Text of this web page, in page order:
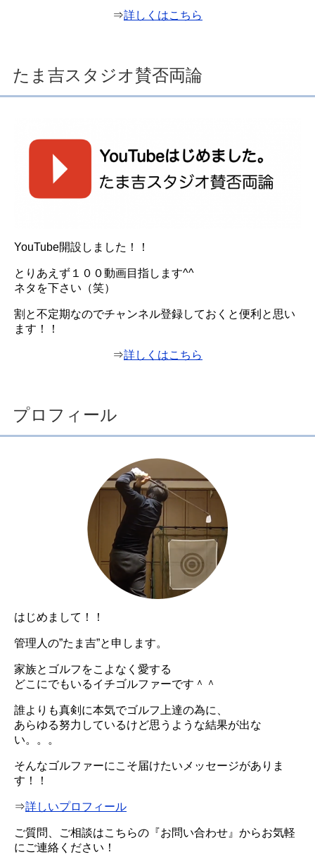
⇒詳しくはこちら
たま吉スタジオ賛否両論
YouTube開設しました！！
とりあえず１００動画目指します^^
ネタを下さい（笑）
割と不定期なのでチャンネル登録しておくと便利と思い
ます！！
⇒詳しくはこちら
プロフィール
はじめまして！！
管理人の”たま吉”と申します。
家族とゴルフをこよなく愛する
どこにでもいるイチゴルファーです＾＾
誰よりも真剣に本気でゴルフ上達の為に、
あらゆる努力しているけど思うような結果が出な
い。。。
そんなゴルファーにこそ届けたいメッセージがありま
す！！
⇒詳しいプロフィール
ご質問、ご相談はこちらの『お問い合わせ』からお気軽
にご連絡ください！